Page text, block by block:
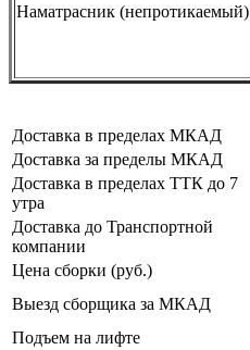
Наматрасник (непротикаемый)
Доставка в пределах МКАД
Доставка за пределы МКАД
Доставка в пределах ТТК до 7
утра
Доставка до Транспортной
компании
Цена сборки (руб.)
Выезд сборщика за МКАД
Подъем на лифте